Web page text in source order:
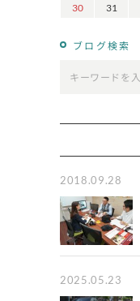
30
31
ブログ検索
2018.09.28
2025.05.23